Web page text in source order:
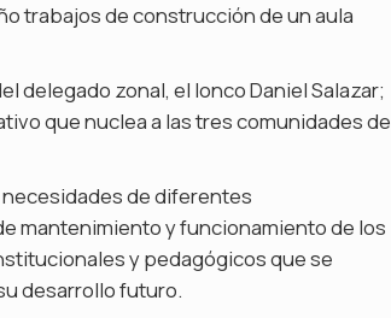
trabajos de construcción de un aula
delegado zonal, el lonco Daniel Salazar;
que nuclea a las tres comunidades de
de diferentes
mantenimiento y funcionamiento de los
y pedagógicos que se
desarrollo futuro.